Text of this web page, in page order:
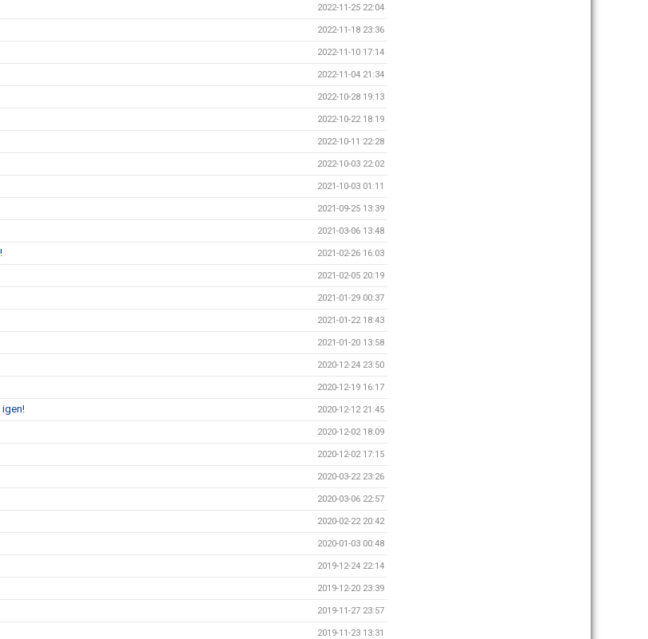
2022-11-25 22:04
2022-11-18 23:36
2022-11-10 17:14
2022-11-04 21:34
2022-10-28 19:13
2022-10-22 18:19
2022-10-11 22:28
2022-10-03 22:02
2021-10-03 01:11
2021-09-25 13:39
2021-03-06 13:48
2021-02-26 16:03
2021-02-05 20:19
2021-01-29 00:37
2021-01-22 18:43
2021-01-20 13:58
2020-12-24 23:50
2020-12-19 16:17
igen! 2020-12-12 21:45
2020-12-02 18:09
2020-12-02 17:15
2020-03-22 23:26
2020-03-06 22:57
2020-02-22 20:42
2020-01-03 00:48
2019-12-24 22:14
2019-12-20 23:39
2019-11-27 23:57
2019-11-23 13:31